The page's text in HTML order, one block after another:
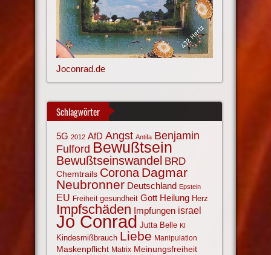
Joconrad.de
Schlagwörter
5G 2012 AfD Angst Antifa Benjamin
Fulford Bewußtsein
Bewußtseinswandel BRD
Chemtrails Corona Dagmar
Neubronner Deutschland Epstein
EU Freiheit gesundheit Gott Heilung Herz
Impfschäden Impfungen israel
Jo Conrad Jutta Belle KI
Kindesmißbrauch Liebe Manipulation
Maskenpflicht Matrix Meinungsfreiheit